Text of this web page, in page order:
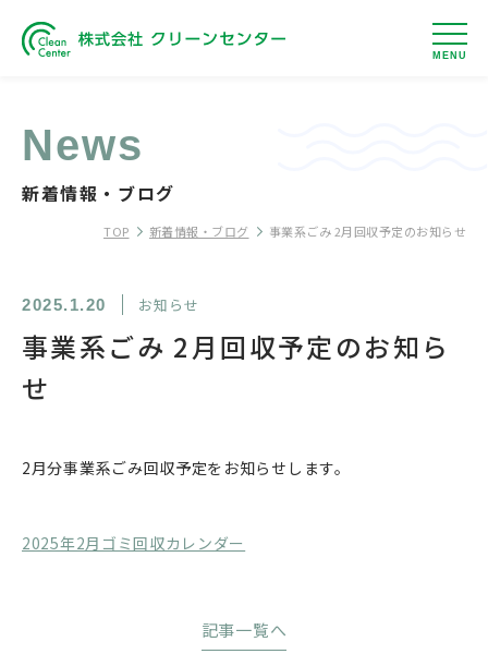
MENU
News
新着情報・ブログ
TOP 新着情報・ブログ 事業系ごみ 2月回収予定のお知らせ
事業系ごみ 2月回収予定のお知ら
せ
2025.1.20 お知らせ
2月分事業系ごみ回収予定をお知らせします。
2025年2月ゴミ回収カレンダー
記事一覧へ